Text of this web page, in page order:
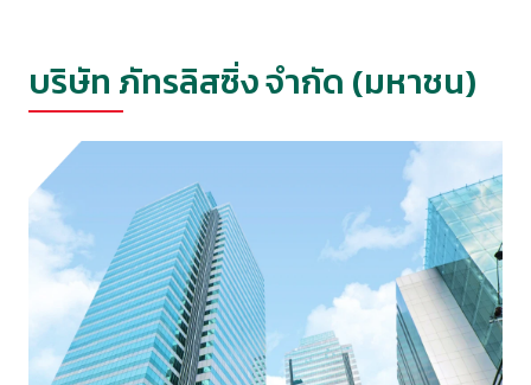
บริษัท ภัทรลิสซิ่ง จำกัด (มหาชน)